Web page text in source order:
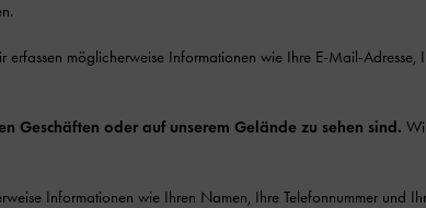
erfassen möglicherweise Informationen wie Ihre E-Mail-
Geschäften oder auf unserem Gelände zu sehen sind.
Informationen wie Ihren Namen, Ihre Telefonnummer und